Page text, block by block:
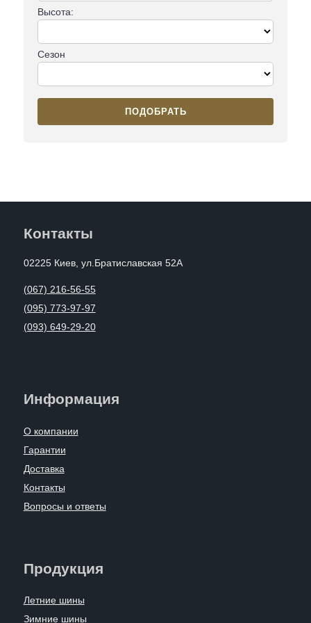
Высота:
Сезон
ПОДОБРАТЬ
Контакты
02225 Киев, ул.Братиславская 52А
(067) 216-56-55
(095) 773-97-97
(093) 649-29-20
Информация
О компании
Гарантии
Доставка
Контакты
Вопросы и ответы
Продукция
Летние шины
Зимние шины